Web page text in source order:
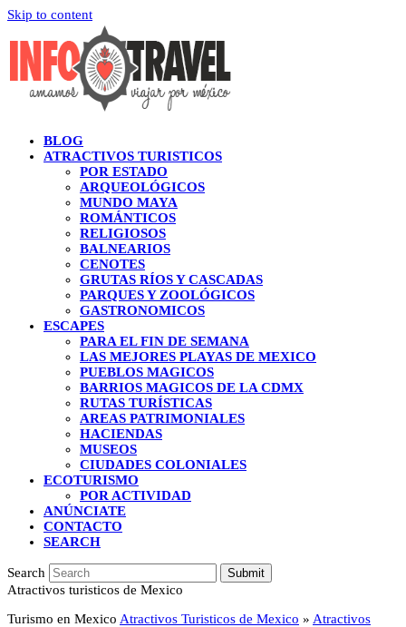
Skip to content
BLOG
ATRACTIVOS TURISTICOS
POR ESTADO
ARQUEOLÓGICOS
MUNDO MAYA
ROMÁNTICOS
RELIGIOSOS
BALNEARIOS
CENOTES
GRUTAS RÍOS Y CASCADAS
PARQUES Y ZOOLÓGICOS
GASTRONOMICOS
ESCAPES
PARA EL FIN DE SEMANA
LAS MEJORES PLAYAS DE MEXICO
PUEBLOS MAGICOS
BARRIOS MAGICOS DE LA CDMX
RUTAS TURÍSTICAS
AREAS PATRIMONIALES
HACIENDAS
MUSEOS
CIUDADES COLONIALES
ECOTURISMO
POR ACTIVIDAD
ANÚNCIATE
CONTACTO
SEARCH
Search Submit
Atractivos turisticos de Mexico
Turismo en Mexico Atractivos Turisticos de Mexico » Atractivos